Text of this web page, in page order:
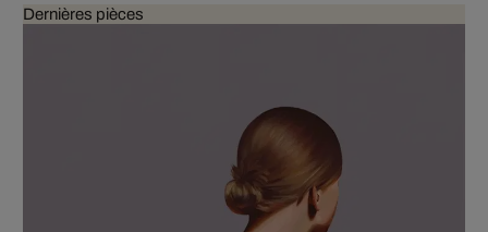
Dernières pièces